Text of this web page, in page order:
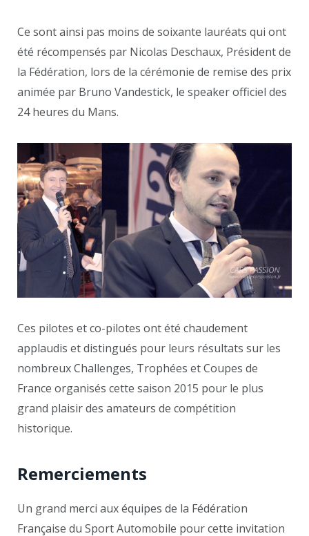
Ce sont ainsi pas moins de soixante lauréats qui ont
été récompensés par Nicolas Deschaux, Président de
la Fédération, lors de la cérémonie de remise des prix
animée par Bruno Vandestick, le speaker officiel des
24 heures du Mans.
Ces pilotes et co-pilotes ont été chaudement
applaudis et distingués pour leurs résultats sur les
nombreux Challenges, Trophées et Coupes de
France organisés cette saison 2015 pour le plus
grand plaisir des amateurs de compétition
historique.
Remerciements
Un grand merci aux équipes de la Fédération
Française du Sport Automobile pour cette invitation